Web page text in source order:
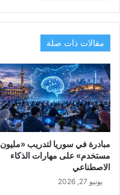
مقالات ذات صلة
مبادرة في سوريا لتدريب «مليون
مستخدم» على مهارات الذكاء
الاصطناعي
يونيو 27, 2026